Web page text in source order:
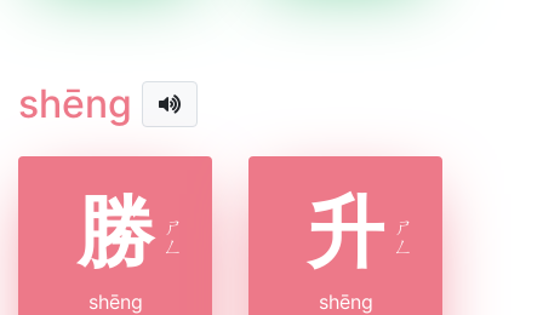
shēng
勝 ㄕ
ㄥ
shēng
升 ㄕ
ㄥ
shēng